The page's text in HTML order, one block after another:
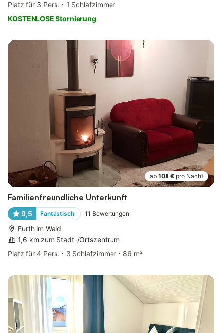
Platz für 3 Pers.
1 Schlafzimmer
KOSTENLOSE Stornierung
ab 108 € pro Nacht
Familienfreundliche Unterkunft
9,5 Fantastisch 11 Bewertungen
Furth im Wald
1,6 km zum Stadt-/Ortszentrum
Platz für 4 Pers.
3 Schlafzimmer 86 m²